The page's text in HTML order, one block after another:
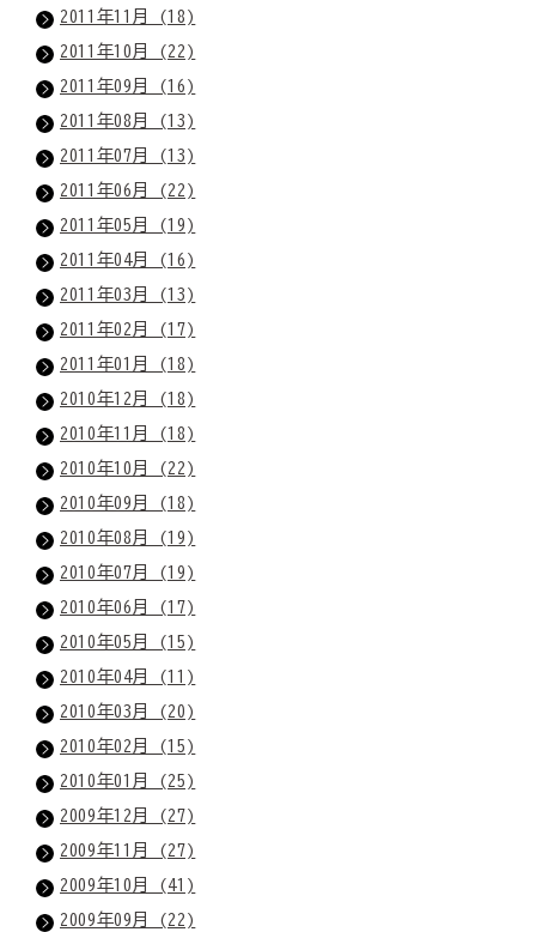
2011年11月 (18)
2011年10月 (22)
2011年09月 (16)
2011年08月 (13)
2011年07月 (13)
2011年06月 (22)
2011年05月 (19)
2011年04月 (16)
2011年03月 (13)
2011年02月 (17)
2011年01月 (18)
2010年12月 (18)
2010年11月 (18)
2010年10月 (22)
2010年09月 (18)
2010年08月 (19)
2010年07月 (19)
2010年06月 (17)
2010年05月 (15)
2010年04月 (11)
2010年03月 (20)
2010年02月 (15)
2010年01月 (25)
2009年12月 (27)
2009年11月 (27)
2009年10月 (41)
2009年09月 (22)